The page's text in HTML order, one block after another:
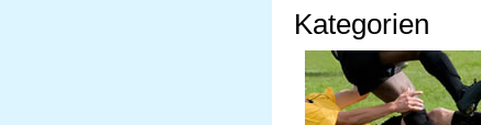
Kategorien